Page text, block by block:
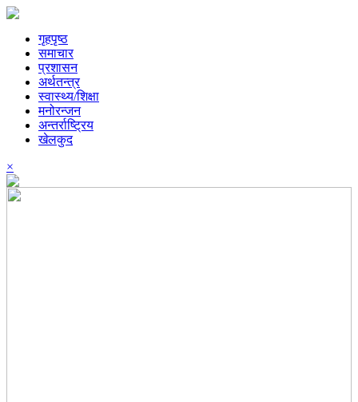
गृहपृष्ठ
समाचार
प्रशासन
अर्थतन्त्र
स्वास्थ्य/शिक्षा
मनोरन्जन
अन्तर्राष्ट्रिय
खेलकुद
×